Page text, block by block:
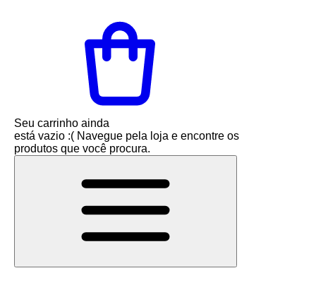
Seu carrinho ainda
está vazio :( Navegue pela loja e encontre os
produtos que você procura.